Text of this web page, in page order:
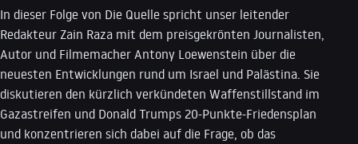
In dieser Folge von Die Quelle spricht unser leitender
Redakteur Zain Raza mit dem preisgekrönten Journalisten,
Autor und Filmemacher Antony Loewenstein über die
neuesten Entwicklungen rund um Israel und Palästina. Sie
diskutieren den kürzlich verkündeten Waffenstillstand im
Gazastreifen und Donald Trumps 20-Punkte-Friedensplan
und konzentrieren sich dabei auf die Frage, ob das